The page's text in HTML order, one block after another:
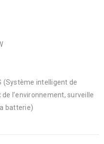
(Système intelligent de
l’environnement, surveille
batterie)